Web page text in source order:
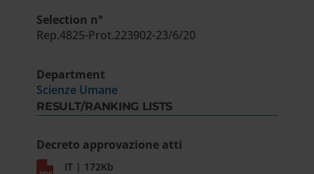
Selection n°
Rep.4825-Prot.223902-23/6/20
Department
Scienze Umane
RESULT/RANKING LISTS
Decreto approvazione atti
IT | 172Kb